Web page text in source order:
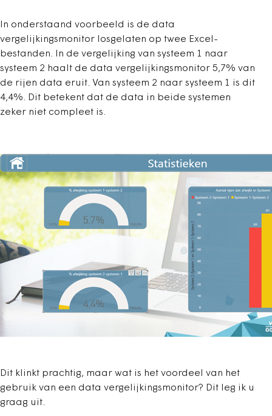
In onderstaand voorbeeld is de data
vergelijkingsmonitor losgelaten op twee Excel-
bestanden. In de vergelijking van systeem 1 naar
systeem 2 haalt de data vergelijkingsmonitor 5,7% van
de rijen data eruit. Van systeem 2 naar systeem 1 is dit
4,4%. Dit betekent dat de data in beide systemen
zeker niet compleet is.
Dit klinkt prachtig, maar wat is het voordeel van het
gebruik van een data vergelijkingsmonitor? Dit leg ik u
graag uit.